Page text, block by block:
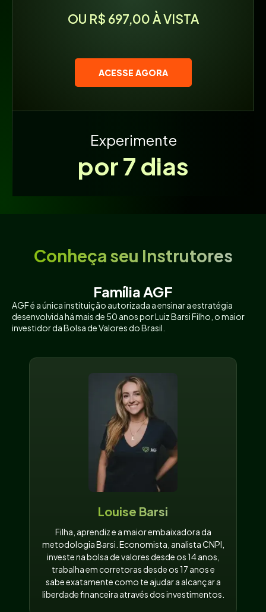
OU R$ 697,00 À VISTA
ACESSE AGORA
Experimente
por 7 dias
Conheça seu Instrutores
Família AGF
AGF é a única instituição autorizada a ensinar a estratégia
desenvolvida há mais de 50 anos por Luiz Barsi Filho, o maior
investidor da Bolsa de Valores do Brasil.
Louise Barsi
Filha, aprendiz e a maior embaixadora da
metodologia Barsi. Economista, analista CNPI,
investe na bolsa de valores desde os 14 anos,
trabalha em corretoras desde os 17 anos e
sabe exatamente como te ajudar a alcançar a
liberdade financeira através dos investimentos.